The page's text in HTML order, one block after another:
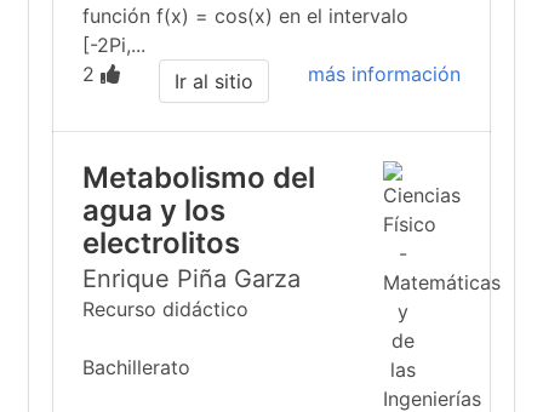
función f(x) = cos(x) en el intervalo
[-2Pi,...
2
más información
Ir al sitio
Metabolismo del
agua y los
electrolitos
Enrique Piña Garza
Recurso didáctico
Bachillerato